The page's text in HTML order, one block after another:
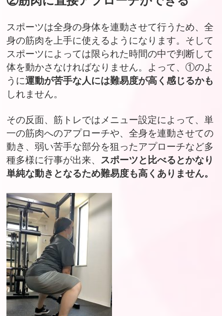
スポーツは全身の身体を連動させて行うため、全
身の筋肉を上手に使えるようになります。そして
スポーツによっては限られた時間の中で判断して
体を動かさなければなりません。よって、①のよ
うに運動が苦手な人には難易度が高く感じるかも
しれません。
その反面、筋トレではメニュー設定によって、単
一の筋肉へのアプローチや、全身を連動させての
動き、弱い苦手な部分を狙ったアプローチなど多
種多様に行事が出来、 スポーツと比べるとかなり
単純な動きとなるため難易度も高くありません。